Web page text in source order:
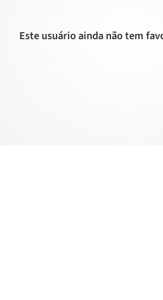
Este usuário ainda não tem